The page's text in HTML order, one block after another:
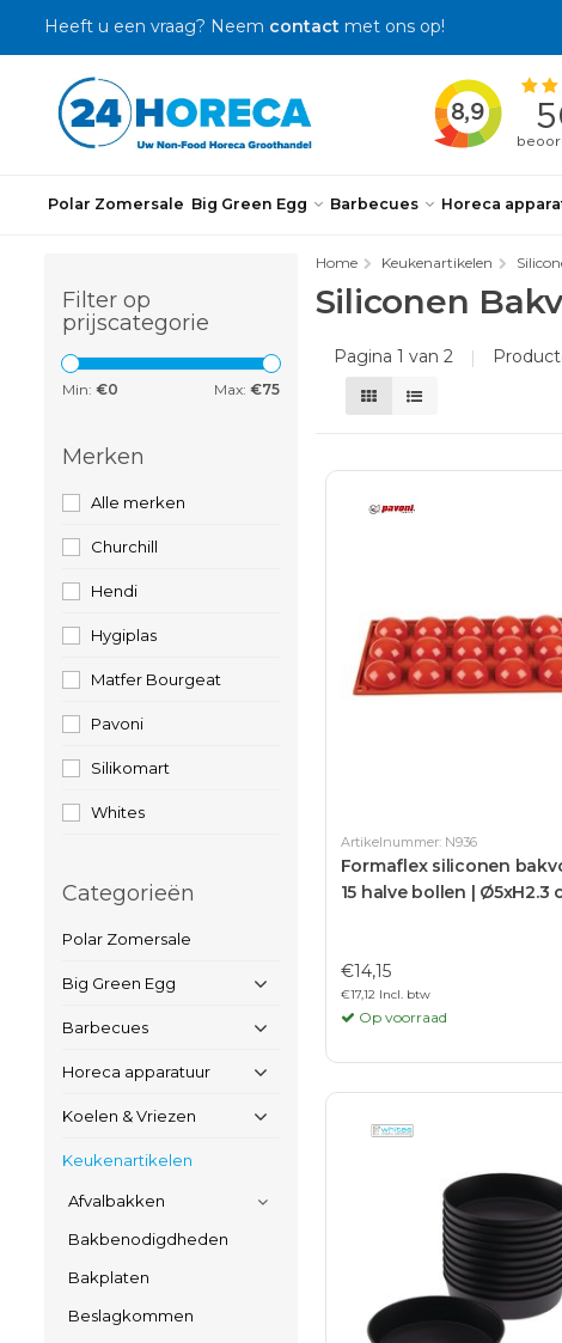
Heeft u een vraag? Neem contact met ons op!
Polar Zomersale Big Green Egg Barbecues Horeca
Filter op
prijscategorie
Min: €0 Max: €75
Merken
Alle merken
Churchill
Hendi
Hygiplas
Matfer Bourgeat
Pavoni
Silikomart
Whites
Categorieën
Polar Zomersale
Big Green Egg
Barbecues
Horeca apparatuur
Koelen & Vriezen
Keukenartikelen
Afvalbakken
Bakbenodigdheden
Bakplaten
Beslagkommen
Home Keukenartikelen
Siliconen
Pagina 1 van 2 |
Artikelnummer: N936
Formaflex siliconen
15 halve bollen | Ø5xH2.3
€14,15
€17,12 Incl. btw
Op voorraad